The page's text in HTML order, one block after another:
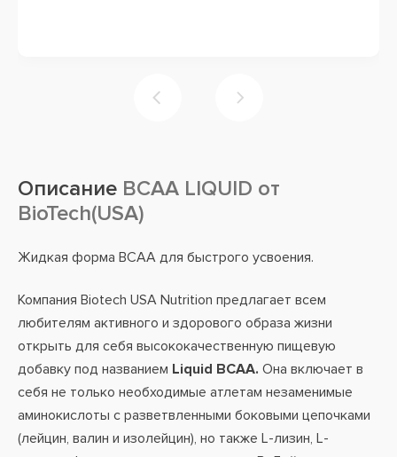
Описание BCAA LIQUID от
BioTech(USA)
Жидкая форма BCAA для быстрого усвоения.
Компания Biotech USA Nutrition предлагает всем
любителям активного и здорового образа жизни
открыть для себя высококачественную пищевую
добавку под названием Liquid BCAA. Она включает в
себя не только необходимые атлетам незаменимые
аминокислоты с разветвленными боковыми цепочками
(лейцин, валин и изолейцин), но также L-лизин, L-